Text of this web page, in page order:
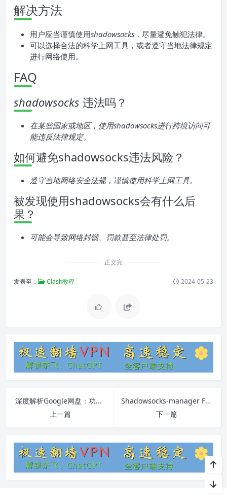
解决方法
用户应当谨慎使用shadowsocks ，尽量避免触犯法律。
可以选择合法的科学上网工具，或者遵守当地法律规定
进行网络使用。
FAQ
shadowsocks 违法吗？
在某些国家或地区，使用shadowsocks进行跨境访问可
能违反法律规定。
如何避免shadowsocks违法风险？
遵守当地网络安全法规，谨慎使用科学上网工具。
被发现使用shadowsocks会有什么后
果？
可能会导致网络封锁、罚款甚至法律处罚。
正文完
发表至： Clash教程 2024-05-23
深度解析Google网盘：功能、优势、使用指南及常见问题
上一篇
Shadowsocks-manager Freeaccount详细教程
下一篇